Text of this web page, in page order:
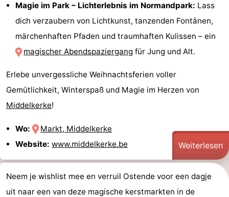
Magie im Park – Lichterlebnis im Normandpark: Lass
dich verzaubern von Lichtkunst, tanzenden Fontänen,
märchenhaften Pfaden und traumhaften Kulissen – ein
magischer Abendspaziergang für Jung und Alt.
Erlebe unvergessliche Weihnachtsferien voller
Gemütlichkeit, Winterspaß und Magie im Herzen von
Middelkerke!
Wo:
Markt, Middelkerke
Website: www.middelkerke.be Weiterlesen
Neem je wishlist mee en verruil Ostende voor een dagje
uit naar een van deze magische kerstmarkten in de